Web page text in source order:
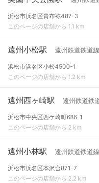
浜松市浜名区貴布祢487-3
このページの店舗から 1.1 km
遠州小松駅 遠州鉄道鉄道線
浜松市浜名区小松4500-1
このページの店舗から 1.2 km
遠州西ヶ崎駅 遠州鉄道鉄
浜松市中央区西ケ崎町686-1
このページの店舗から 2 km
遠州小林駅 遠州鉄道鉄道線
浜松市浜名区本沢合871-7
このページの店舗から 2.2 km